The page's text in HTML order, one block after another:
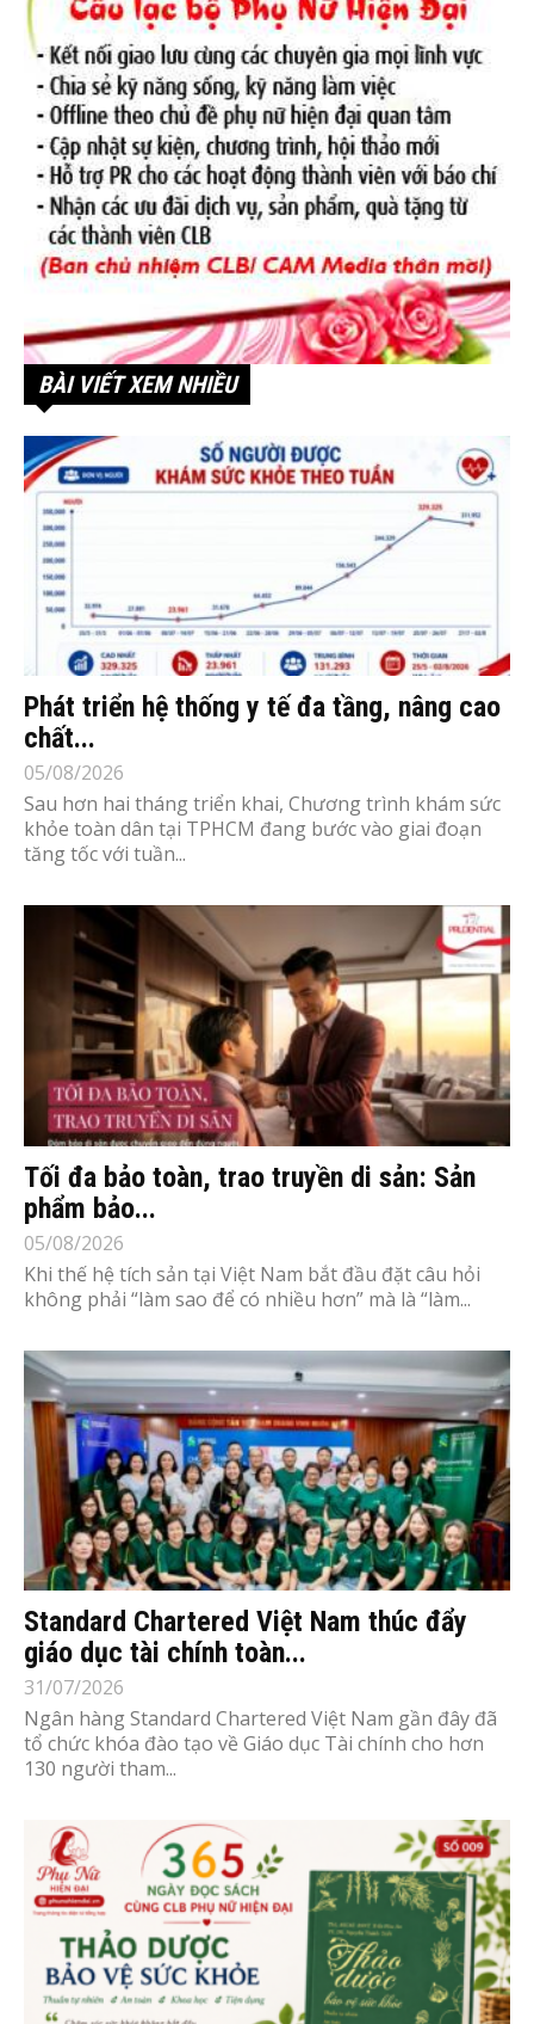
BÀI VIẾT XEM NHIỀU
Phát triển hệ thống y tế đa tầng, nâng cao
chất...
05/08/2026
Sau hơn hai tháng triển khai, Chương trình khám sức
khỏe toàn dân tại TPHCM đang bước vào giai đoạn
tăng tốc với tuần...
Tối đa bảo toàn, trao truyền di sản: Sản
phẩm bảo...
05/08/2026
Khi thế hệ tích sản tại Việt Nam bắt đầu đặt câu hỏi
không phải “làm sao để có nhiều hơn” mà là “làm...
Standard Chartered Việt Nam thúc đẩy
giáo dục tài chính toàn...
31/07/2026
Ngân hàng Standard Chartered Việt Nam gần đây đã
tổ chức khóa đào tạo về Giáo dục Tài chính cho hơn
130 người tham...